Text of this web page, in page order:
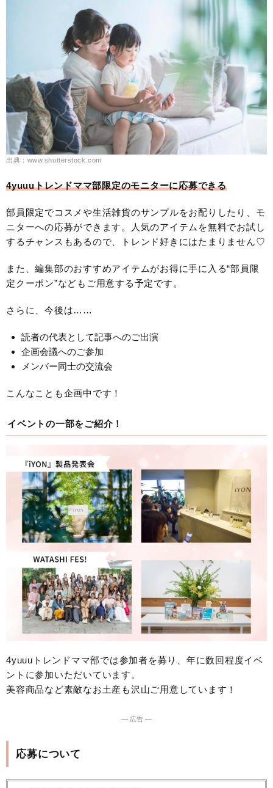
出典：www.shutterstock.com
4yuuuトレンドママ部限定のモニターに応募できる
部員限定でコスメや生活雑貨のサンプルをお配りしたり、モ
ニターへの応募ができます。人気のアイテムを無料でお試し
するチャンスもあるので、トレンド好きにはたまりません♡
また、編集部のおすすめアイテムがお得に手に入る“部員限
定クーポン”などもご用意する予定です。
さらに、今後は……
読者の代表として記事へのご出演
企画会議へのご参加
メンバー同士の交流会
こんなことも企画中です！
イベントの一部をご紹介！
4yuuuトレンドママ部では参加者を募り、年に数回程度イベ
ントに参加いただいています。
美容商品など素敵なお土産も沢山ご用意しています！
― 広告 ―
応募について